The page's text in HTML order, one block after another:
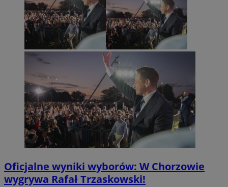
Oficjalne wyniki wyborów: W Chorzowie
wygrywa Rafał Trzaskowski!